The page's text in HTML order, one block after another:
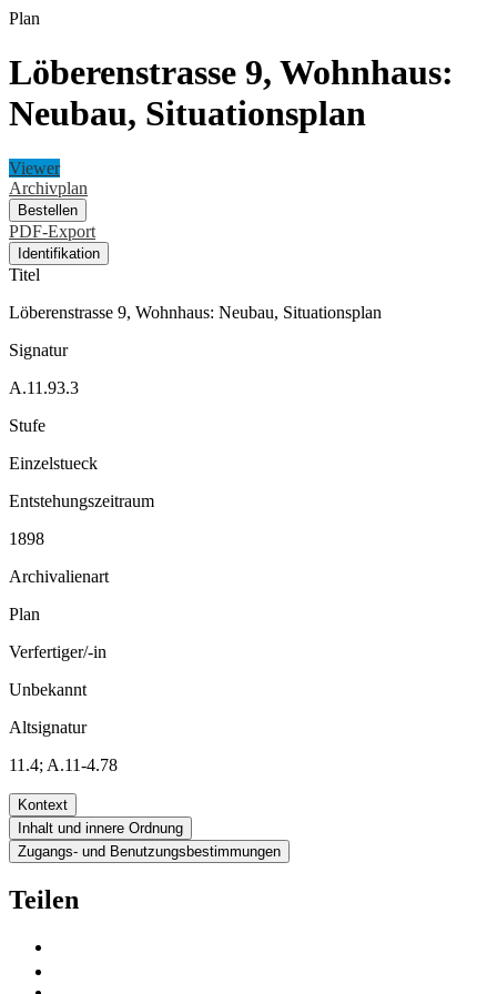
Plan
Löberenstrasse 9, Wohnhaus:
Neubau, Situationsplan
Viewer
Archivplan
Bestellen
PDF-Export
Identifikation
Titel
Löberenstrasse 9, Wohnhaus: Neubau, Situationsplan
Signatur
A.11.93.3
Stufe
Einzelstueck
Entstehungszeitraum
1898
Archivalienart
Plan
Verfertiger/-in
Unbekannt
Altsignatur
11.4; A.11-4.78
Kontext
Inhalt und innere Ordnung
Zugangs- und Benutzungsbestimmungen
Teilen